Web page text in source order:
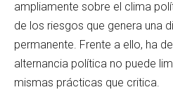
ampliamente sobre el clima
de los riesgos que genera una
permanente. Frente a ello, ha
alternancia política no puede
mismas prácticas que critica.